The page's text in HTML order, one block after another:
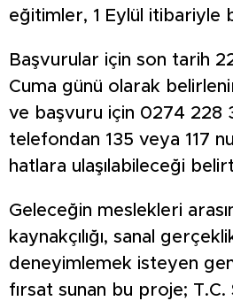
eğitimler, 1 Eylül itibariyle
Başvurular için son tarih
Cuma günü olarak
ve başvuru için 0274 228
telefondan 135 veya 117
hatlara ulaşılabileceği
Geleceğin meslekleri
kaynakçılığı, sanal
deneyimlemek isteyen
fırsat sunan bu proje; T.C.